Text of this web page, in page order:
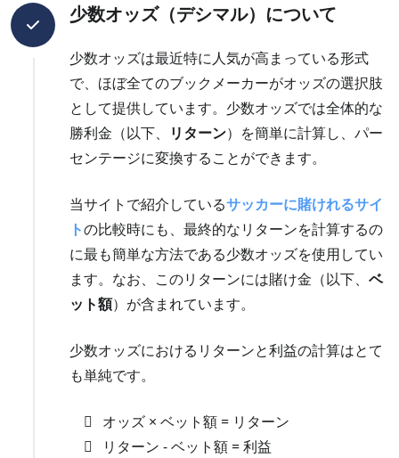
少数オッズ（デシマル）について
少数オッズは最近特に人気が高まっている形式
で、ほぼ全てのブックメーカーがオッズの選択肢
として提供しています。少数オッズでは全体的な
勝利金（以下、
リターン）を簡単に計算し、パー
センテージに変換することができます。
当サイトで紹介しているサッカーに賭けれるサイ
トの比較時にも、最終的なリターンを計算するの
に最も簡単な方法である少数オッズを使用してい
ます。なお、このリターンには賭け金（以下、 ベ
ット額）が含まれています。
少数オッズにおけるリターンと利益の計算はとて
も単純です。
オッズ × ベット額 = リターン
リターン - ベット額 = 利益